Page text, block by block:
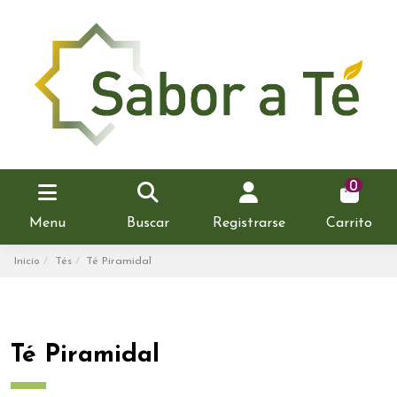
Menu Buscar Registrarse
0
Carrito
Inicio Tés Té Piramidal
Té Piramidal